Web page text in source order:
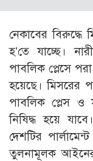
নেকাবের বিরুদ্ধে
হ’তে যাচ্ছে।
পাবলিক প্লেসে
হয়েছে। মিসরের
পাবলিক প্লেস ও
নিষিদ্ধ হয়ে
দেশটির
তুলনামূলক